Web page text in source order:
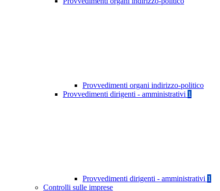
Provvedimenti organi indirizzo-politico
Provvedimenti dirigenti - amministrativi 1
Provvedimenti dirigenti - amministrativi 1
Controlli sulle imprese